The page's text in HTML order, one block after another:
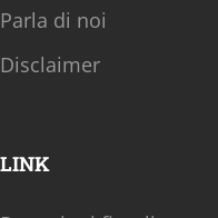
Parla di noi
Disclaimer
LINK